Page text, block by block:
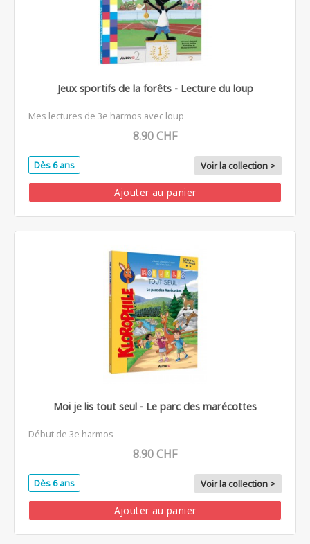
Jeux sportifs de la forêts - Lecture du loup
Mes lectures de 3e harmos avec loup
8.90 CHF
Dès 6 ans Voir la collection >
Ajouter au panier
Moi je lis tout seul - Le parc des marécottes
Début de 3e harmos
8.90 CHF
Dès 6 ans Voir la collection >
Ajouter au panier